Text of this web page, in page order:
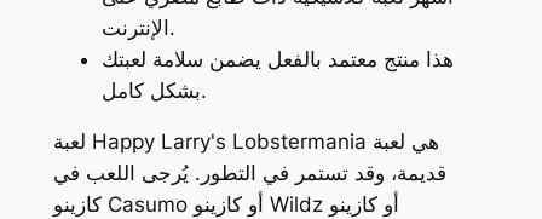
الإنترنت.
هذا منتج معتمد بالفعل يضمن سلامة لعبتك
بشكل كامل.
لعبة Happy Larry's Lobstermania هي لعبة
قديمة، وقد تستمر في التطور. يُرجى اللعب في
كازينو Casumo أو كازينو Wildz أو كازينو